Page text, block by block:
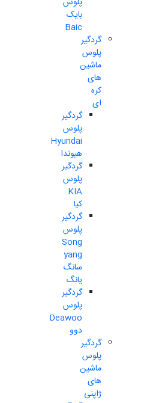
بایک
Baic
گردگیر
پلوس
ماشین
های
کره
ای
گردگیر
پلوس
Hyundai
هیوندا
گردگیر
پلوس
KIA
کیا
گردگیر
پلوس
Song
yang
سانگ
یانگ
گردگیر
پلوس
Deawoo
دوو
گردگیر
پلوس
ماشین
های
ژاپنی